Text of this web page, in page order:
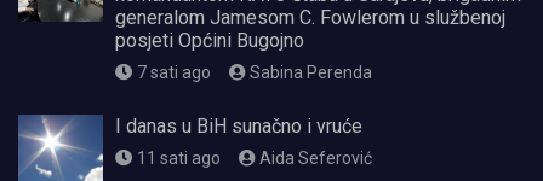
generalom Jamesom C. Fowlerom u službenoj
posjeti Općini Bugojno
7 sati ago Sabina Perenda
I danas u BiH sunačno i vruće
11 sati ago Aida Seferović